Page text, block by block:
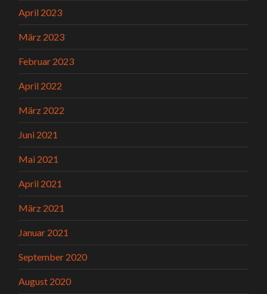
April 2023
März 2023
Februar 2023
April 2022
März 2022
Juni 2021
Mai 2021
April 2021
März 2021
Januar 2021
September 2020
August 2020